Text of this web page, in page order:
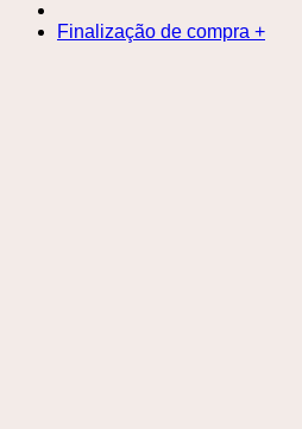
Finalização de compra +